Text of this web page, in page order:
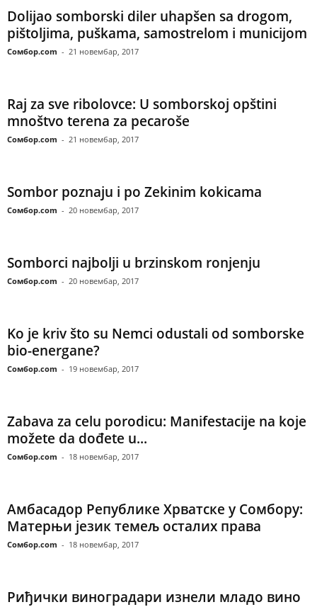
Dolijao somborski diler uhapšen sa drogom,
pištoljima, puškama, samostrelom i municijom
Сомбор.com - 21 новембар, 2017
Raj za sve ribolovce: U somborskoj opštini
mnoštvo terena za pecaroše
Сомбор.com - 21 новембар, 2017
Sombor poznaju i po Zekinim kokicama
Сомбор.com - 20 новембар, 2017
Somborci najbolji u brzinskom ronjenju
Сомбор.com - 20 новембар, 2017
Ko je kriv što su Nemci odustali od somborske
bio-energane?
Сомбор.com - 19 новембар, 2017
Zabava za celu porodicu: Manifestacije na koje
možete da dođete u...
Сомбор.com - 18 новембар, 2017
Амбасадор Републике Хрватске у Сомбору:
Матерњи језик темељ осталих права
Сомбор.com - 18 новембар, 2017
Риђички виноградари изнели младо вино